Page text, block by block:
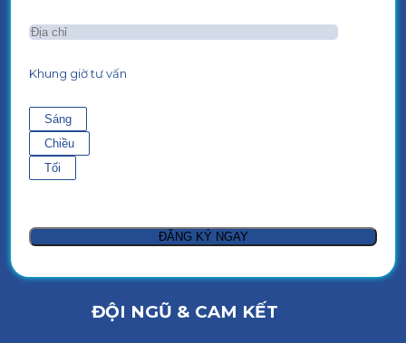
Khung giờ tư vấn
Sáng
Chiều
Tối
ĐỘI NGŨ & CAM KẾT